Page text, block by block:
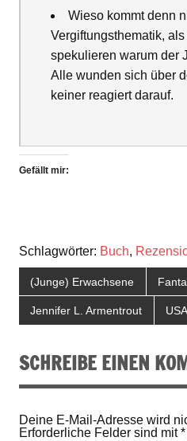
Wieso kommt denn
Vergiftungsthematik,
spekulieren warum der
Alle wunden sich über
keiner reagiert darauf.
Gefällt mir:
Schlagwörter: Buch,
(Junge) Erwachsene
Jennifer L. Armentrout USA
SCHREIBE EINEN
Deine E-Mail-Adresse wird
Erforderliche Felder sind mit*